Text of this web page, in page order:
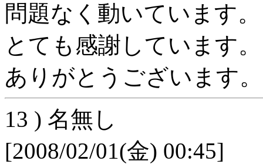
問題なく動いています。
とても感謝しています。
ありがとうございます。
13 ) 名無し
[2008/02/01(金) 00:45]